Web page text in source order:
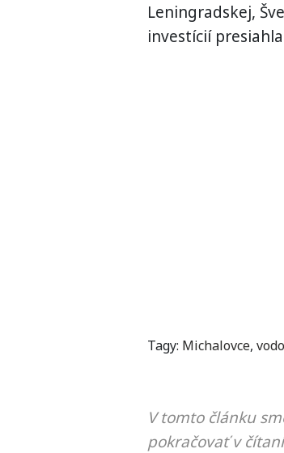
Leningradskej,
investícií
Tagy: Michalovce,
V tomto článku
pokračovať v